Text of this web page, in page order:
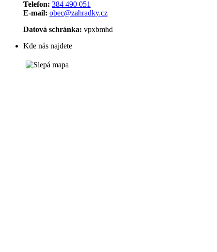
Telefon: 384 490 051
E-mail: obec@zahradky.cz
Datová schránka: vpxbmhd
Kde nás najdete